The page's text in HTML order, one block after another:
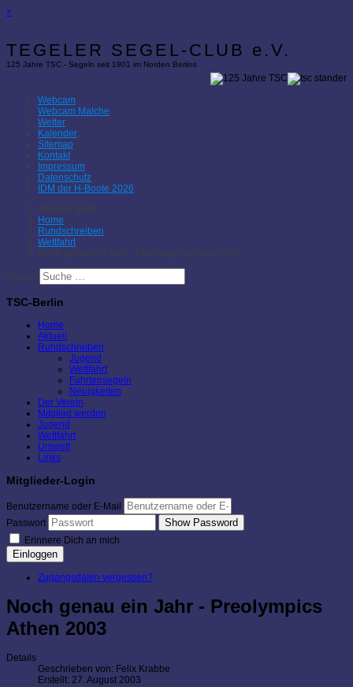
×
TEGELER SEGEL-CLUB e.V.
125 Jahre TSC - Segeln seit 1901 im Norden Berlins
Webcam
Webcam Malche
Wetter
Kalender
Sitemap
Kontakt
Impressum
Datenschutz
IDM der H-Boote 2026
Aktuelle Seite:
Home
Rundschreiben
Wettfahrt
Noch genau ein Jahr - Preolympics Athen 2003
Suchen
TSC-Berlin
Home
Aktuell
Rundschreiben
Jugend
Wettfahrt
Fahrtensegeln
Neuigkeiten
Der Verein
Mitglied werden
Jugend
Wettfahrt
Umwelt
Links
Mitglieder-Login
Benutzername oder E-Mail
Passwort
Show Password
Erinnere Dich an mich
Einloggen
Zugangsdaten vergessen?
Noch genau ein Jahr - Preolympics
Athen 2003
Details
Geschrieben von: Felix Krabbe
Erstellt: 27. August 2003